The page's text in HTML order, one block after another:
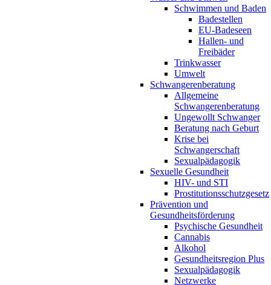
Schwimmen und Baden
Badestellen
EU-Badeseen
Hallen- und
Freibäder
Trinkwasser
Umwelt
Schwangerenberatung
Allgemeine
Schwangerenberatung
Ungewollt Schwanger
Beratung nach Geburt
Krise bei
Schwangerschaft
Sexualpädagogik
Sexuelle Gesundheit
HIV- und STI
Prostitutionsschutzgesetz
Prävention und
Gesundheitsförderung
Psychische Gesundheit
Cannabis
Alkohol
Gesundheitsregion Plus
Sexualpädagogik
Netzwerke